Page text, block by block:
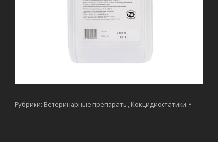
Рубрики: Ветеринарные препараты, Кокцидиостатики